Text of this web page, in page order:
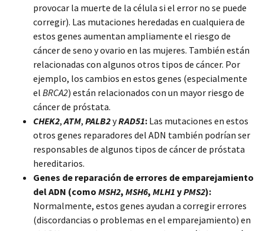
provocar la muerte de la célula si el error no se puede
corregir). Las mutaciones heredadas en cualquiera de
estos genes aumentan ampliamente el riesgo de
cáncer de seno y ovario en las mujeres. También están
relacionadas con algunos otros tipos de cáncer. Por
ejemplo, los cambios en estos genes (especialmente
el BRCA2) están relacionados con un mayor riesgo de
cáncer de próstata.
CHEK2,ATM, PALB2yRAD51: Las mutaciones en estos
otros genes reparadores del ADN también podrían ser
responsables de algunos tipos de cáncer de próstata
hereditarios.
Genes de reparación de errores de emparejamiento
del ADN (como MSH2, MSH6, MLH1 yPMS2):
Normalmente, estos genes ayudan a corregir errores
(discordancias o problemas en el emparejamiento) en